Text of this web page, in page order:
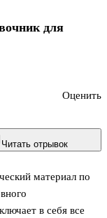
Читать отрывок
материал по
в себя все
для
Оценить